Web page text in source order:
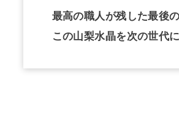
最高の職人が残した最後
この山梨水晶を次の世代